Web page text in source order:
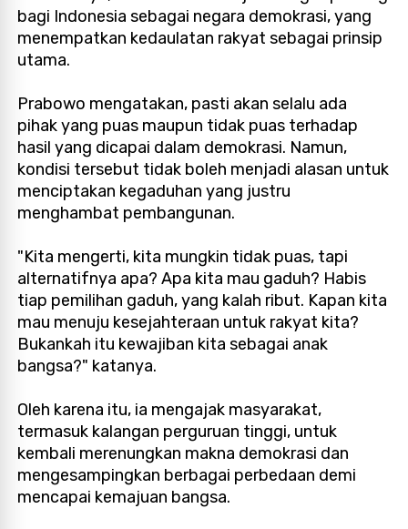
bagi Indonesia sebagai negara demokrasi, yang
menempatkan kedaulatan rakyat sebagai prinsip
utama.
Prabowo mengatakan, pasti akan selalu ada
pihak yang puas maupun tidak puas terhadap
hasil yang dicapai dalam demokrasi. Namun,
kondisi tersebut tidak boleh menjadi alasan untuk
menciptakan kegaduhan yang justru
menghambat pembangunan.
"Kita mengerti, kita mungkin tidak puas, tapi
alternatifnya apa? Apa kita mau gaduh? Habis
tiap pemilihan gaduh, yang kalah ribut. Kapan kita
mau menuju kesejahteraan untuk rakyat kita?
Bukankah itu kewajiban kita sebagai anak
bangsa?" katanya.
Oleh karena itu, ia mengajak masyarakat,
termasuk kalangan perguruan tinggi, untuk
kembali merenungkan makna demokrasi dan
mengesampingkan berbagai perbedaan demi
mencapai kemajuan bangsa.